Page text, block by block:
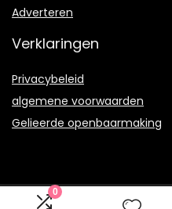
0
Adverteren
Verklaringen
Privacybeleid
algemene voorwaarden
Gelieerde openbaarmaking